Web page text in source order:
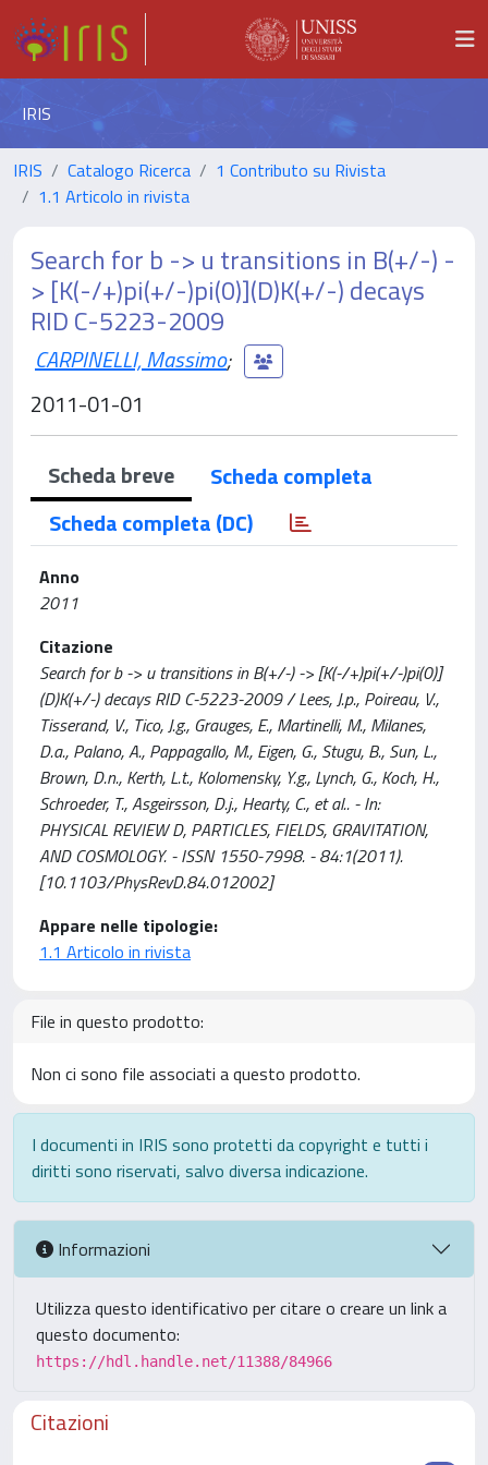
IRIS
IRIS Catalogo Ricerca
1 Contributo su Rivista
1.1 Articolo in rivista
Search for b -> u transitions in B(+/-) -
> [K(-/+)pi(+/-)pi(0)](D)K(+/-) decays
RID C-5223-2009
CARPINELLI, Massimo;
2011-01-01
Scheda breve
Scheda completa
Scheda completa (DC)
Anno
2011
Citazione
Search for b -> u transitions in B(+/-) -> [K(-/+)pi(+/-)pi(0)]
(D)K(+/-) decays RID C-5223-2009 / Lees, J.p., Poireau, V.,
Tisserand, V., Tico, J.g., Grauges, E., Martinelli, M., Milanes,
D.a., Palano, A., Pappagallo, M., Eigen, G., Stugu, B., Sun, L.,
Brown, D.n., Kerth, L.t., Kolomensky, Y.g., Lynch, G., Koch, H.,
Schroeder, T., Asgeirsson, D.j., Hearty, C., et al.. - In:
PHYSICAL REVIEW D, PARTICLES, FIELDS, GRAVITATION,
AND COSMOLOGY. - ISSN 1550-7998. - 84:1(2011).
[10.1103/PhysRevD.84.012002]
Appare nelle tipologie:
1.1 Articolo in rivista
File in questo prodotto:
Non ci sono file associati a questo prodotto.
I documenti in IRIS sono protetti da copyright e tutti i
diritti sono riservati, salvo diversa indicazione.
Informazioni
Utilizza questo identificativo per citare o creare un link a
questo documento:
https://hdl.handle.net/11388/84966
Citazioni